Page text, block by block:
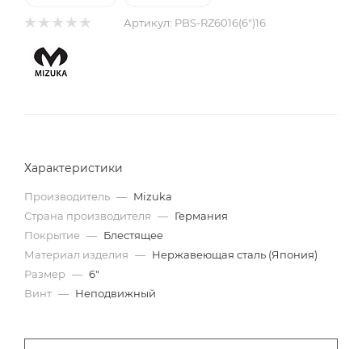
Артикул: PBS-RZ6016(6")16
Характеристики
Производитель — Mizuka
Страна производителя — Германия
Покрытие — Блестящее
Материал изделия — Нержавеющая сталь (Япония)
Размер — 6"
Винт — Неподвижный